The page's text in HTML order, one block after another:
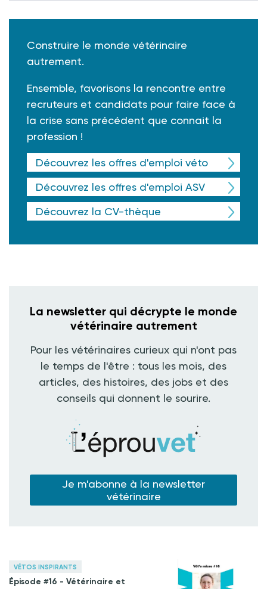
Construire le monde vétérinaire
autrement.
Ensemble, favorisons la rencontre entre
recruteurs et candidats pour faire face à
la crise sans précédent que connait la
profession !
Découvrez les offres d'emploi véto
Découvrez les offres d'emploi ASV
Découvrez la CV-thèque
La newsletter qui décrypte le monde
vétérinaire autrement
Pour les vétérinaires curieux qui n'ont pas
le temps de l'être : tous les mois, des
articles, des histoires, des jobs et des
conseils qui donnent le sourire.
Je m'abonne à la newsletter
vétérinaire
VÉTOS INSPIRANTS
Épisode #16 - Vétérinaire et